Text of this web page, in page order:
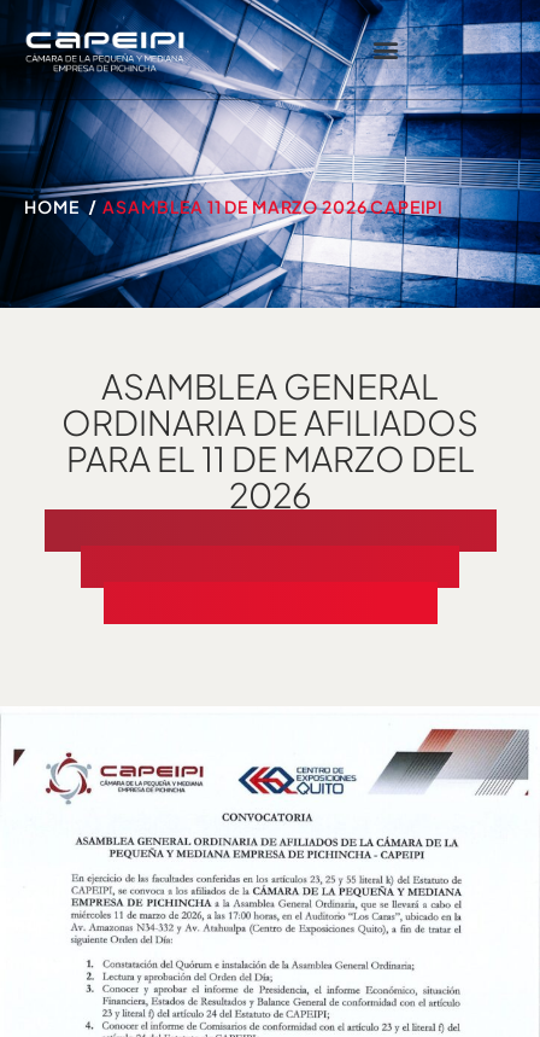
HOME ASAMBLEA 11 DE MARZO 2026 CAPEIPI
ASAMBLEA GENERAL
ORDINARIA DE AFILIADOS
PARA EL 11 DE MARZO DEL
2026